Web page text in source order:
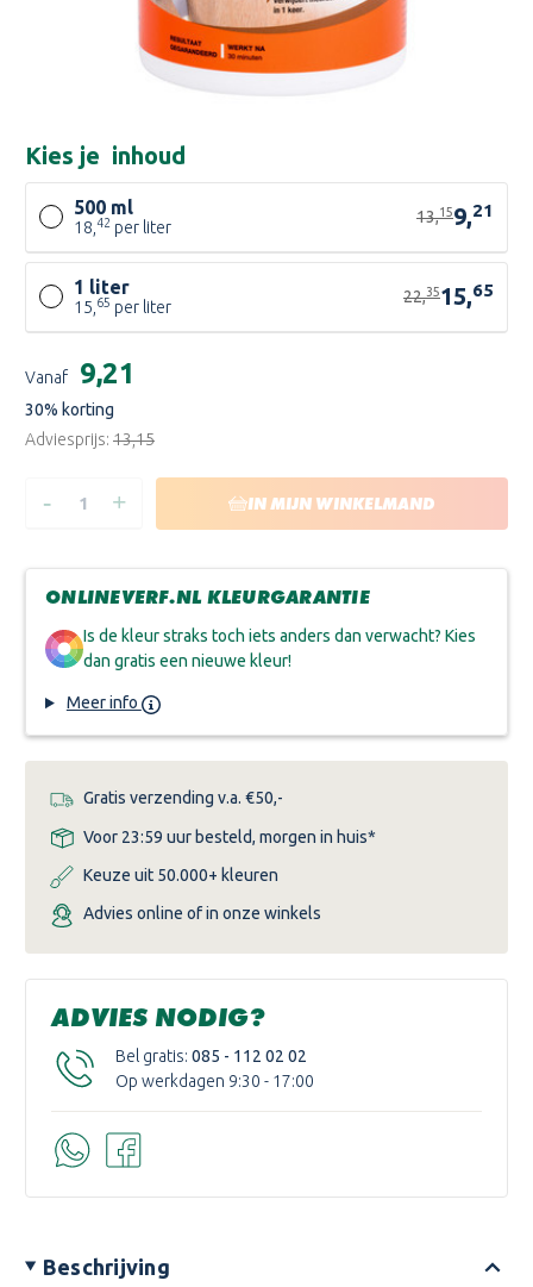
Kies je inhoud
500 ml
18, 42per liter
13,159,21
1 liter
15, 65 per liter
22,3515,65
voorraad:
Vanaf €9,21
30% korting
Adviesprijs: €13,15
HOEVEELHEID
SUPER
- HOEVEELHEID
SUPER
+ IN MIJN WINKELMAND
ONLINEVERF.NL KLEURGARANTIE
Is de kleur straks toch iets anders dan verwacht? Kies
dan gratis een nieuwe kleur!
Meer info
Gratis verzending v.a. €50,-
Voor 23:59 uur besteld, morgen in huis*
Keuze uit 50.000+ kleuren
Advies online of in onze winkels
ADVIES NODIG?
Bel gratis: 085 - 112 02 02
Op werkdagen 9:30 - 17:00
Beschrijving